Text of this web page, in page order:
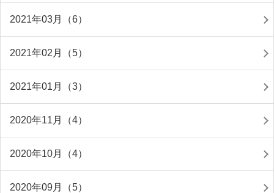
2021年03月（6）
2021年02月（5）
2021年01月（3）
2020年11月（4）
2020年10月（4）
2020年09月（5）